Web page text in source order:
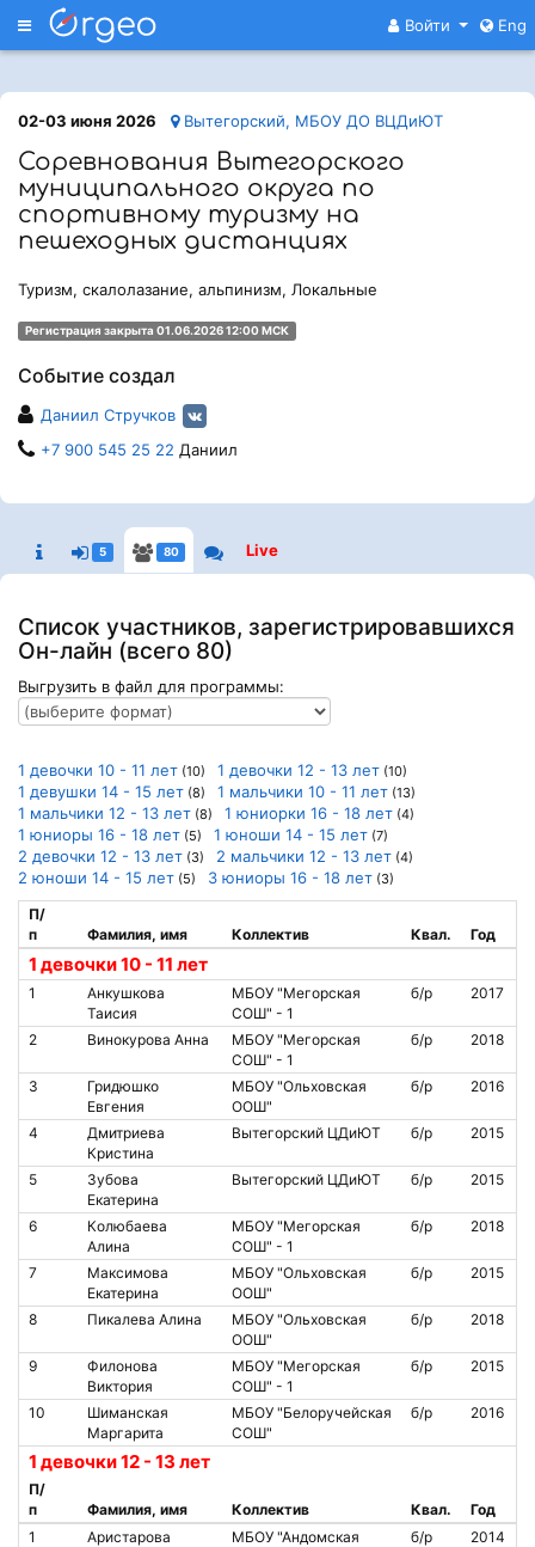
Меню Войти Eng
02-03 июня 2026 Вытегорский, МБОУ ДО ВЦДиЮТ
Соревнования Вытегорского
муниципального округа по
спортивному туризму на
пешеходных дистанциях
Туризм, скалолазание, альпинизм, Локальные
Регистрация закрыта 01.06.2026 12:00 МСК
Событие создал
Даниил Стручков
+7 900 545 25 22 Даниил
5 80 Live
Список участников, зарегистрировавшихся
Он-лайн (всего 80)
Выгрузить в файл для программы:
1 девочки 10 - 11 лет (10) 1 девочки 12 - 13 лет (10)
1 девушки 14 - 15 лет (8) 1 мальчики 10 - 11 лет (13)
1 мальчики 12 - 13 лет (8) 1 юниорки 16 - 18 лет (4)
1 юниоры 16 - 18 лет (5) 1 юноши 14 - 15 лет (7)
2 девочки 12 - 13 лет (3) 2 мальчики 12 - 13 лет (4)
2 юноши 14 - 15 лет (5) 3 юниоры 16 - 18 лет (3)
1 девочки 10 - 11 лет
П/
п
Фамилия, имя Коллектив Квал. Год
1
Анкушкова
Таисия
МБОУ "Мегорская
СОШ" - 1
б/р 2017
2 Винокурова Анна
МБОУ "Мегорская
СОШ" - 1
б/р 2018
3
Гридюшко
Евгения
МБОУ "Ольховская
ООШ"
б/р 2016
4
Дмитриева
Кристина
Вытегорский ЦДиЮТ б/р 2015
5
Зубова
Екатерина
Вытегорский ЦДиЮТ б/р 2015
6
Колюбаева
Алина
МБОУ "Мегорская
СОШ" - 1
б/р 2018
7
Максимова
Екатерина
МБОУ "Ольховская
ООШ"
б/р 2015
8 Пикалева Алина
МБОУ "Ольховская
ООШ"
б/р 2018
9
Филонова
Виктория
МБОУ "Мегорская
СОШ" - 1
б/р 2015
10
Шиманская
Маргарита
МБОУ "Белоручейская
СОШ"
б/р 2016
1 девочки 12 - 13 лет
П/
п
Фамилия, имя Коллектив Квал.
Год
1
Аристарова
МБОУ "Андомская
б/р 2014